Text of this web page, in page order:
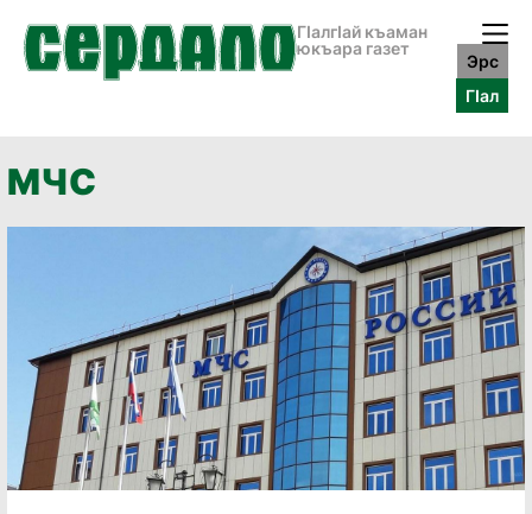
ГӀалгӀай къаман
юкъара газет
Эрс
ГӀал
МЧС